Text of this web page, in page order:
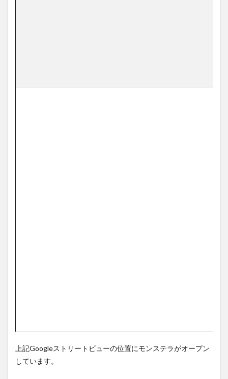
上記Googleストリートビューの位置にモンステラがオープン
しています。